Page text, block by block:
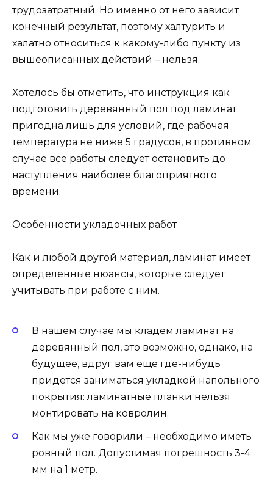
трудозатратный. Но именно от него зависит
конечный результат, поэтому халтурить и
халатно относиться к какому-либо пункту из
вышеописанных действий – нельзя.
Хотелось бы отметить, что инструкция как
подготовить деревянный пол под ламинат
пригодна лишь для условий, где рабочая
температура не ниже 5 градусов, в противном
случае все работы следует остановить до
наступления наиболее благоприятного
времени.
Особенности укладочных работ
Как и любой другой материал, ламинат имеет
определенные нюансы, которые следует
учитывать при работе с ним.
В нашем случае мы кладем ламинат на
деревянный пол, это возможно, однако, на
будущее, вдруг вам еще где-нибудь
придется заниматься укладкой напольного
покрытия: ламинатные планки нельзя
монтировать на ковролин.
Как мы уже говорили – необходимо иметь
ровный пол. Допустимая погрешность 3-4
мм на 1 метр.